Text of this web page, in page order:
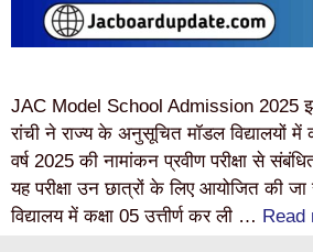
JAC Model School Admission 2025
रांची ने राज्य के अनुसूचित मॉडल विद्यालयों
वर्ष 2025 की नामांकन प्रवीण परीक्षा से
यह परीक्षा उन छात्रों के लिए आयोजित की जा
विद्यालय में कक्षा 05 उत्तीर्ण कर ली … Read